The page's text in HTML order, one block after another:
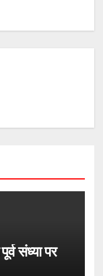
संध्या पर